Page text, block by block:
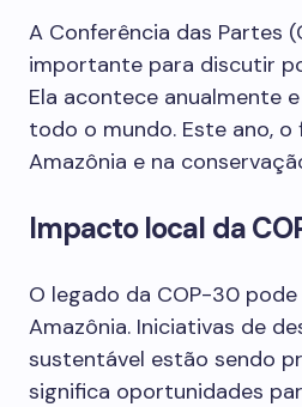
A Conferência das Partes
importante para discutir
Ela acontece anualmente
todo o mundo. Este ano, o
Amazônia e na
Impacto local da
O legado da COP-30
Amazônia. Iniciativas de
sustentável estão sendo
significa oportunidades